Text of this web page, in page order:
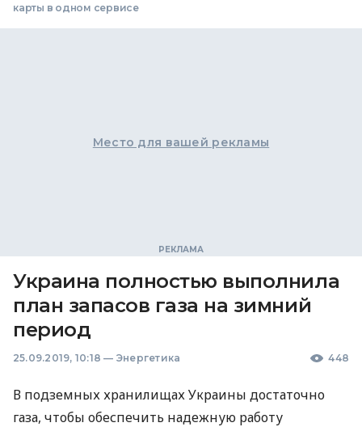
карты в одном сервисе
Место для вашей рекламы
Украина полностью выполнила
план запасов газа на зимний
период
25.09.2019, 10:18 — Энергетика 448
В подземных хранилищах Украины достаточно
газа, чтобы обеспечить надежную работу